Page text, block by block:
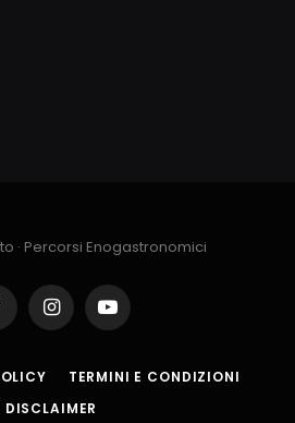
InstagramYouTube
TERMINI E CONDIZIONI
DISCLAIMER